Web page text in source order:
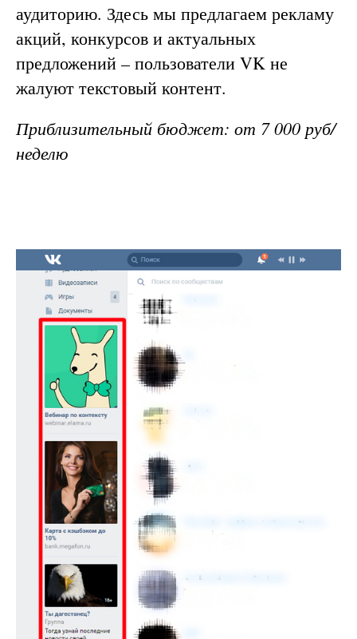
аудиторию. Здесь мы предлагаем рекламу
акций, конкурсов и актуальных
предложений – пользователи VK не
жалуют текстовый контент.
Приблизительный бюджет: от 7 000 руб/
неделю